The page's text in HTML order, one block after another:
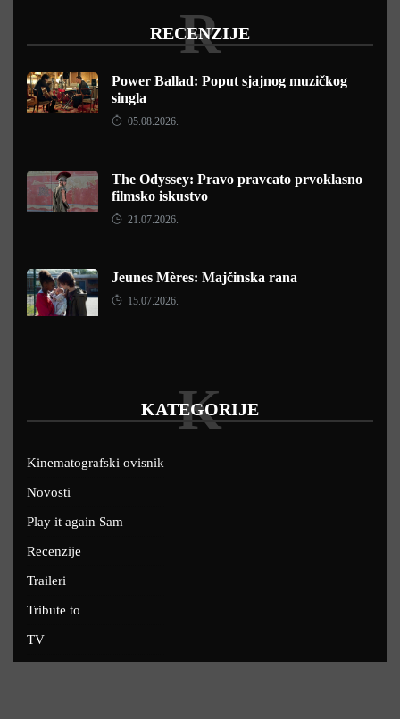
RECENZIJE
R
Power Ballad: Poput sjajnog muzičkog
singla
05.08.2026.
The Odyssey: Pravo pravcato prvoklasno
filmsko iskustvo
21.07.2026.
Jeunes Mères: Majčinska rana
15.07.2026.
KATEGORIJE
K
Kinematografski ovisnik
Novosti
Play it again Sam
Recenzije
Traileri
Tribute to
TV